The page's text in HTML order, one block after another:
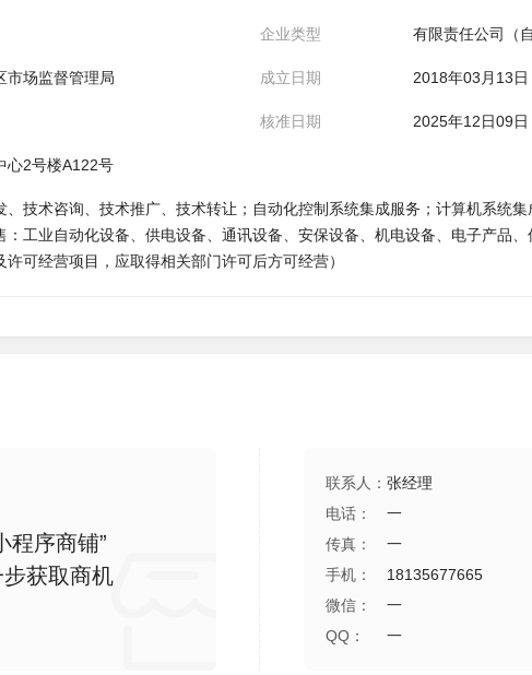
企业类型 有限责任公司（
市场监督管理局 成立日期 2018年03月13日
核准日期 2025年12日09日
心2号楼A122号
、技术咨询、技术推广、技术转让；自动化控制系统集成服务；计算机系统集
：工业自动化设备、供电设备、通讯设备、安保设备、机电设备、电子产品
可经营项目，应取得相关部门许可后方可经营）
程序商铺”
获取商机
联系人： 张经理
电话：
一
传真：
一
手机：
18135677665
微信：
一
QQ：
一